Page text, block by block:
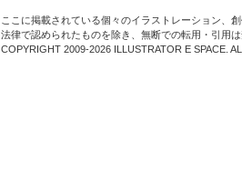
ここに掲載されている個々のイラストレーション、
法律で認められたものを除き、無断での転用・引用
COPYRIGHT 2009-2026 ILLUSTRATOR E SPACE.